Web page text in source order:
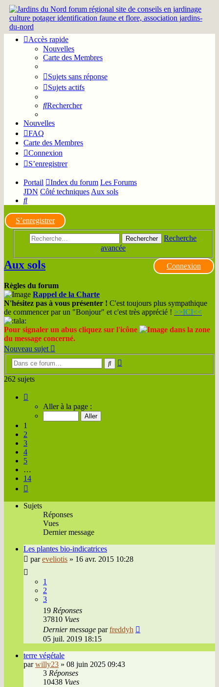
Accès rapide
Nouvelles
Carte des Membres
Sujets sans réponse
Sujets actifs
Rechercher
Nouvelles
FAQ
Carte des Membres
Connexion
S’enregistrer
Portail Index du forum Les Forums
JDN Côté techniques Aux sols
Rechercher
S’enregistrer
Rechercher
Recherche
avancée
Connexion
Aux sols
Règles du forum
Rappel de la Charte
N'hésitez pas à vous présenter ! C'est toujours plus sympathique
de commencer par un "Bonjour" et c'est très apprécié ! >>ICI<<
Pour signaler un abus cliquez sur l'icône
dans la zone
du message concerné.
Nouveau sujet
Rechercher
262 sujets
sur
Aller à la page :
1
2
3
4
5
…
14
Sujets
Réponses
Vues
Dernier message
Les plantes bio-indicatrices
pareveliotis » 16 avr. 2015 10:28
1
2
3
19 Réponses
37810 Vues
Dernier message parfreddyh
05 juil. 2019 18:15
terre végétale
parwilly23 » 08 juin 2025 09:43
3 Réponses
10438 Vues